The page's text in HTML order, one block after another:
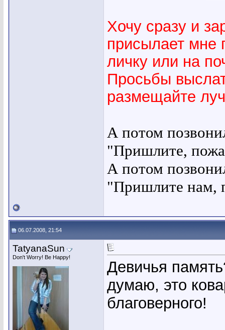
Хочу сразу и
присылает мне
личку или на
Просьбы
размещайте
А потом
"Пришлите,
А потом
"Пришлите нам,
06.07.2008, 21:54
TatyanaSun
Don't Worry! Be Happy!
Девичья
думаю, это
благоверного!